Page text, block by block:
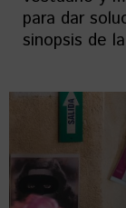
para dar
sinopsis de